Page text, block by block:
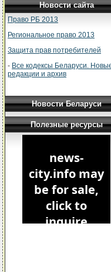
Новости сайта
Право РБ 2013
Региональное право 2013
Защита прав потребителей
- Все кодексы Беларуси.
редакции и архив
Новости Беларуси
Полезные ресурсы